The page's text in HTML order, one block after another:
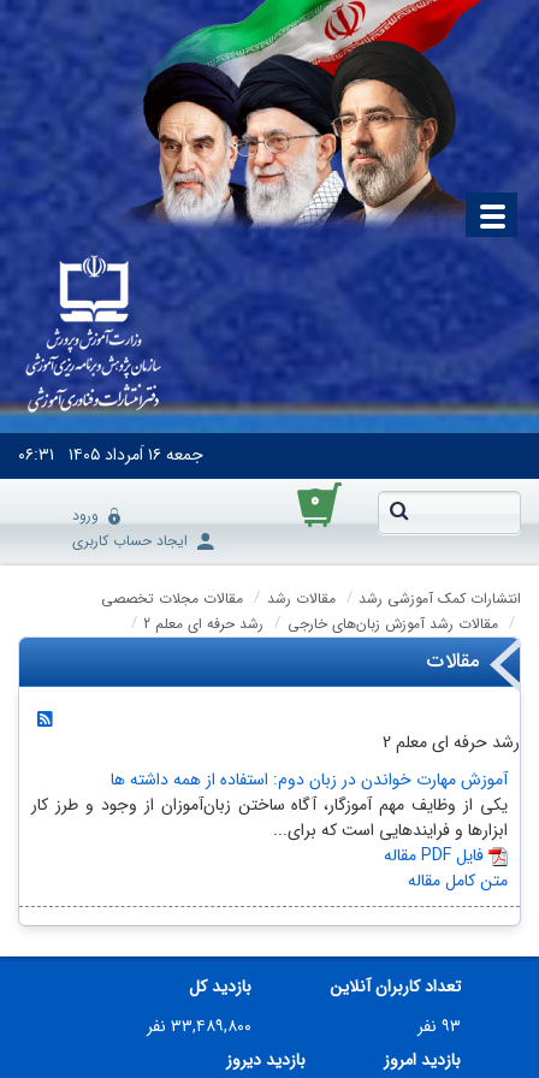
جمعه۱۶ اَمرداد ۱۴۰۵ ۰۶:۳۱
۰
ورود
ایجاد حساب کاربری
انتشارات کمک آموزشی رشد مقالات رشد
مقالات مجلات تخصصی
مقالات رشد آموزش زبان‌های خارجی
رشد حرفه ای معلم 2
مقالات
رشد حرفه ای معلم 2
آموزش مهارت خواندن در زبان دوم: استفاده از همه داشته ها
یکی از وظایف مهم آموزگار، آگاه‌ ساختن زبان‌آموزان از وجود و طرز کار
ابزارها و فرایندهایی است که برای...
مقاله PDF فایل
متن کامل مقاله
تعداد کاربران آنلاین
۹۳ نفر
بازدید کل
۳۳,۴۸۹,۸۰۰ نفر
بازدید امروز
بازدید دیروز